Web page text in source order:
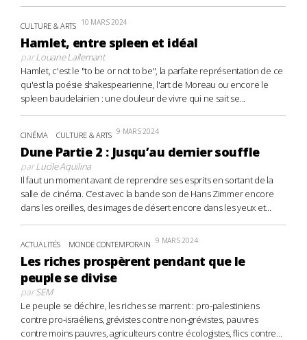
CULTURE & ARTS 10 MARS 2024
Hamlet, entre spleen et idéal
parLouane Lallemant
Hamlet, c'est le "to be or not to be", la parfaite représentation de ce
qu'est la poésie shakespearienne, l'art de Moreau ou encore le
spleen baudelairien : une douleur de vivre qui ne sait se...
CINÉMA CULTURE & ARTS 9 MARS 2024
Dune Partie 2 : Jusqu’au dernier souffle
parLucile Aquilina
Il faut un moment avant de reprendre ses esprits en sortant de la
salle de cinéma. C’est avec la bande son de Hans Zimmer encore
dans les oreilles, des images de désert encore dans les yeux et...
ACTUALITÉS MONDE CONTEMPORAIN 9 MARS 2024
Les riches prospèrent pendant que le
peuple se divise
parSEM
Le peuple se déchire, les riches se marrent : pro-palestiniens
contre pro-israéliens, grévistes contre non-grévistes, pauvres
contre moins pauvres, agriculteurs contre écologistes, flics contre...